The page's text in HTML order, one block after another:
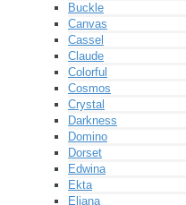
Buckle
Canvas
Cassel
Claude
Colorful
Cosmos
Crystal
Darkness
Domino
Dorset
Edwina
Ekta
Eliana